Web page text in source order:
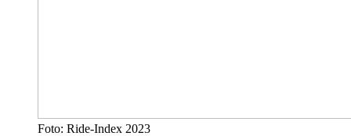
Foto: Ride-Index 2023